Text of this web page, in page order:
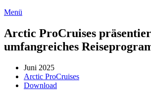
Menü
Arctic ProCruises
umfangreiches
Juni 2025
Arctic ProCruises
Download